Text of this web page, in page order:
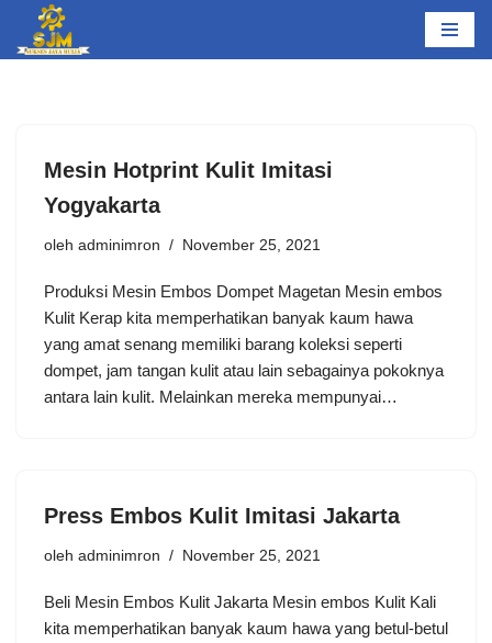
Lompat
Mesin Hotprint Kulit Imitasi
Yogyakarta
oleh adminimron November 25, 2021
Produksi Mesin Embos Dompet Magetan Mesin embos
Kulit Kerap kita memperhatikan banyak kaum hawa
yang amat senang memiliki barang koleksi seperti
dompet, jam tangan kulit atau lain sebagainya pokoknya
antara lain kulit. Melainkan mereka mempunyai…
Press Embos Kulit Imitasi Jakarta
oleh adminimron November 25, 2021
Beli Mesin Embos Kulit Jakarta Mesin embos Kulit Kali
kita memperhatikan banyak kaum hawa yang betul-betul